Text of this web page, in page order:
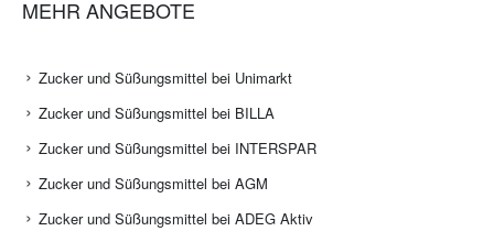
MEHR ANGEBOTE
Zucker und Süßungsmittel bei Unimarkt
Zucker und Süßungsmittel bei BILLA
Zucker und Süßungsmittel bei INTERSPAR
Zucker und Süßungsmittel bei AGM
Zucker und Süßungsmittel bei ADEG Aktiv